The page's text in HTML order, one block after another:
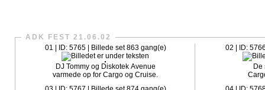
ADK FEST 21.06.02
01 | ID: 5765 | Billede set 863 gang(e)
DJ Tommy og Diskotek Avenue
varmede op for Cargo og Cruise.
02 | ID: